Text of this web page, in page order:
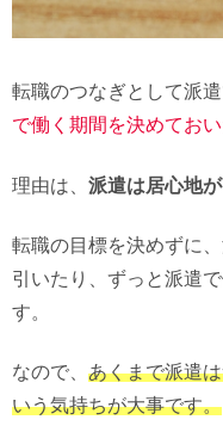
転職のつなぎとして派
で働く期間を決めてお
理由は、 派遣は居心地
転職の目標を決めずに
引いたり、ずっと派遣
す。
なので、 あくまで派遣
いう気持ちが大事です。